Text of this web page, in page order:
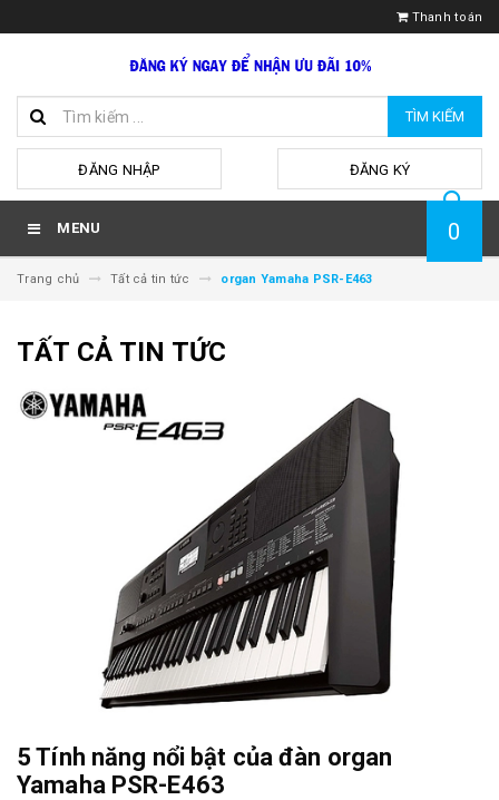
Thanh toán
TÌM KIẾM
ĐĂNG NHẬP ĐĂNG KÝ
MENU 0
Trang chủ Tất cả tin tức organ Yamaha PSR-E463
TẤT CẢ TIN TỨC
5 Tính năng nổi bật của đàn organ
Yamaha PSR-E463